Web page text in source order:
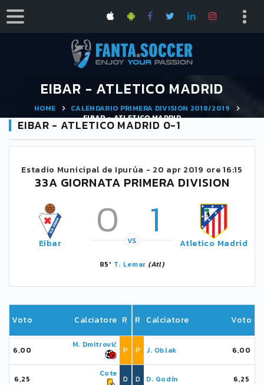
EIBAR - ATLETICO MADRID
HOME
CALENDARIO PRIMERA DIVISION 2018/2019
EIBAR - ATLETICO MADRID
EIBAR - ATLETICO MADRID 0-1
Estadio Municipal de Ipurúa - 20 apr 2019 ore 16:15
33A GIORNATA PRIMERA DIVISION
Eibar 0 1
VS Atletico Madrid
85' T. Lemar (Atl)
Voto Calciatore R
6,00
M. Dmitrović
P
6,25
Cote
D
R Calciatore Voto
P J. Oblak 6,00
D D. Godín 6,25